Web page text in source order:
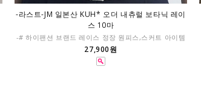
-라스트-JM 일본산 KUH* 오더 내츄럴 보타닉 레이
스 10마
-# 하이팬션 브랜드 레이스 정장 원피스,스커트 아이템
27,900원